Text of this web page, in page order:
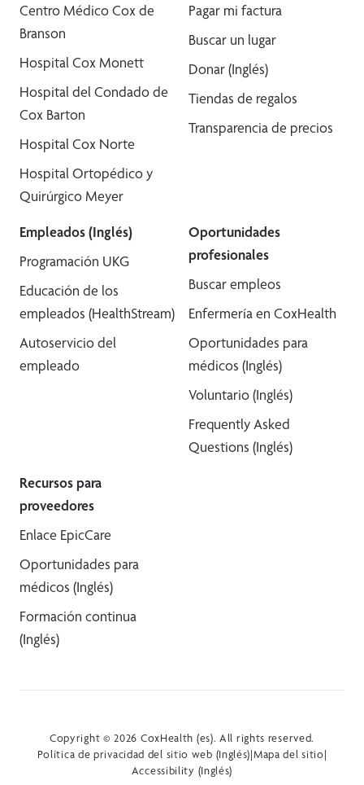
Centro Médico Cox de
Branson
Hospital Cox Monett
Hospital del Condado de
Cox Barton
Hospital Cox Norte
Hospital Ortopédico y
Quirúrgico Meyer
Pagar mi factura
Buscar un lugar
Donar (Inglés)
Tiendas de regalos
Transparencia de precios
Empleados (Inglés)
Programación UKG
Educación de los
empleados (HealthStream)
Autoservicio del
empleado
Oportunidades
profesionales
Buscar empleos
Enfermería en CoxHealth
Oportunidades para
médicos (Inglés)
Voluntario (Inglés)
Frequently Asked
Questions (Inglés)
Recursos para
proveedores
Enlace EpicCare
Oportunidades para
médicos (Inglés)
Formación continua
(Inglés)
Copyright © 2026 CoxHealth (es). All rights reserved.
Política de privacidad del sitio web (Inglés)|Mapa del sitio|
Accessibility (Inglés)